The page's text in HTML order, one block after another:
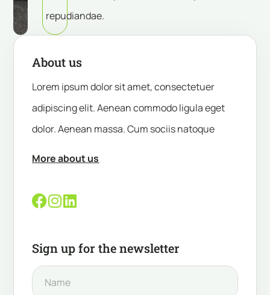
repudiandae.
About us
Lorem ipsum dolor sit amet, consectetuer
adipiscing elit. Aenean commodo ligula eget
dolor. Aenean massa. Cum sociis natoque
More about us
Sign up for the newsletter